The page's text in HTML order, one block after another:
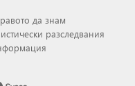
да знам
разследвания